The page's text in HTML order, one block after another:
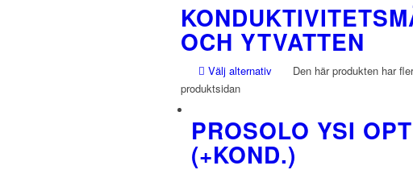
OCH YTVATTEN
Välj alternativ
Den här produkten har
produktsidan
PROSOLO YSI
(+KOND.)